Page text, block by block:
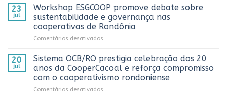
Caminhoneiro
promovida
pela
Cooperativa
Vilhena
OCB/RO
recebe
representantes
do
apresentação
Projeto
Rondônia
23
jul
Workshop ESGCOOP promove debate sobre
sustentabilidade e governança nas
cooperativas de Rondônia
Comentários desativados
ESGCOOP
promove
debate
sobre
20
jul
Sistema OCB/RO prestigia celebração dos 20
anos da CooperCacoal e reforça compromisso
com o cooperativismo rondoniense
Comentários desativados